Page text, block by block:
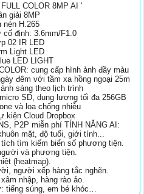
COLOR 8MP AI '
giải 8MP
nén H.265
định: 3.6mm/F1.0
02 IR LED
Light LED
LED LIGHT
cung cấp hình ảnh đầy màu
đêm với tầm xa hồng ngoại 25m
sáng theo lịch trình
SD, dung lượng tối đa 256GB
và loa chống nhiễu
kiện Cloud Dropbox
P2P miễn phí TÍNH NĂNG AI:
mặt, độ tuổi, giới tính...
tìm kiếm biển số phương tiện.
và phương tiện.
(heatmap).
người xếp hàng tắc nghẽn.
nhập, hàng rào ảo.
tiếng súng, em bé khóc…